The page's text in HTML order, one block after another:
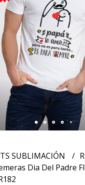
SUBLIMACIÓN
Dia Del Padre